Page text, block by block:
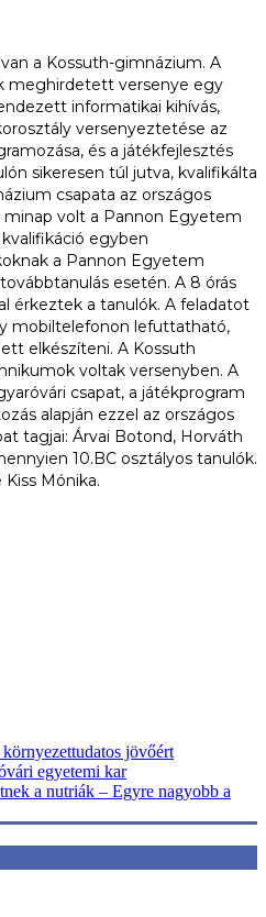
a Kossuth-gimnázium. A
meghirdetett versenye egy
informatikai kihívás,
versenyeztetése az
és a játékfejlesztés
sikeresen túl jutva, kvalifikálta
csapata az országos
volt a Pannon Egyetem
egyben
a Pannon Egyetem
esetén. A 8 órás
érkeztek a tanulók. A feladatot
mobiltelefonon lefuttatható,
elkészíteni. A Kossuth
voltak versenyben. A
csapat, a játékprogram
alapján ezzel az országos
tagjai: Árvai Botond, Horváth
10.BC osztályos tanulók.
Mónika.
környezettudatos jövőért
egyetemi kar
a nutriák – Egyre nagyobb a